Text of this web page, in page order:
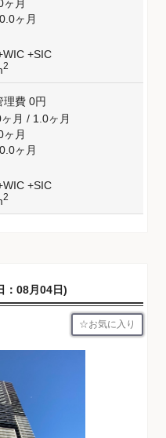
ヶ月
0.0ヶ月
+SIC
2
理費 0円
ヶ月/ 1.0ヶ月
ヶ月
0.0ヶ月
+SIC
2
：08月04日)
お気に入り